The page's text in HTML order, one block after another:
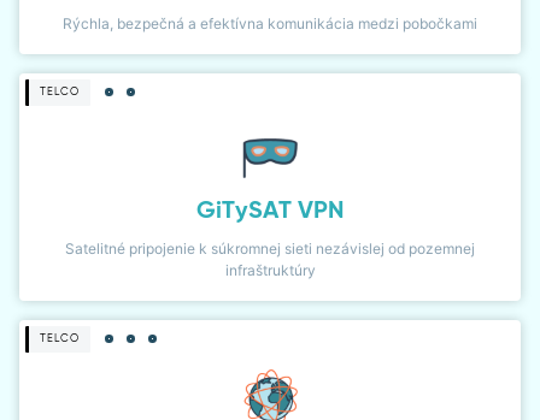
Rýchla, bezpečná a efektívna komunikácia medzi pobočkami
TELCO
GiTySAT VPN
Satelitné pripojenie k súkromnej sieti nezávislej od pozemnej
infraštruktúry
TELCO